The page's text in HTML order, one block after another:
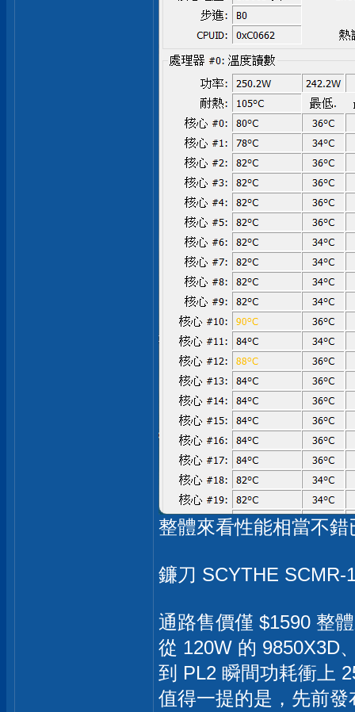
整體來看性能相當不
鐮刀 SCYTHE SCMR-
通路售價僅 $1590 整
從 120W 的 9850X3D
到 PL2 瞬間功耗衝上
值得一提的是，先前